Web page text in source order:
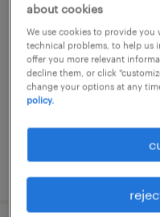
袋詰め、仕分け・
師・調理補助、そ
京都府久世郡, 京
temporary
¥1600.00 per
posted 24 june 2026
about cookies
We use cookies to provide
technical problems, to help us
offer you more relevant
decline them, or click
change your options at any
policy.